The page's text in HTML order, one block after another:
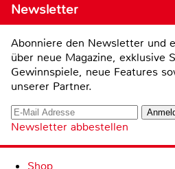
Newsletter
Abonniere den Newsletter und
über neue Magazine, exklusive
Gewinnspiele, neue Features
unserer Partner.
Newsletter abbestellen
Shop